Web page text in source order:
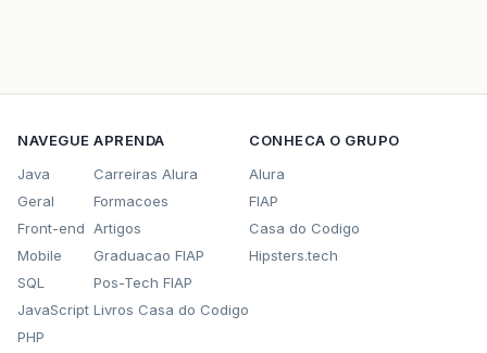
NAVEGUE
Java
Geral
Front-end
Mobile
SQL
JavaScript
PHP
APRENDA
Carreiras Alura
Formacoes
Artigos
Graduacao FIAP
Pos-Tech FIAP
Livros Casa do Codigo
CONHECA O GRUPO
Alura
FIAP
Casa do Codigo
Hipsters.tech